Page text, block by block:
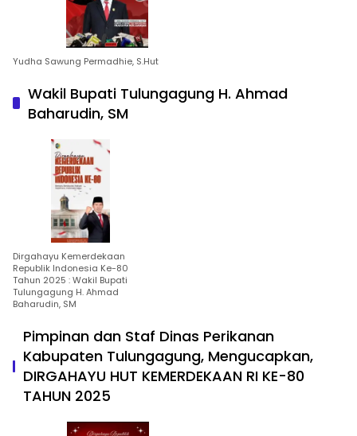
Yudha Sawung Permadhie, S.Hut
Wakil Bupati Tulungagung H. Ahmad
Baharudin, SM
Dirgahayu Kemerdekaan
Republik Indonesia Ke-80
Tahun 2025 : Wakil Bupati
Tulungagung H. Ahmad
Baharudin, SM
Pimpinan dan Staf Dinas Perikanan
Kabupaten Tulungagung, Mengucapkan,
DIRGAHAYU HUT KEMERDEKAAN RI KE-80
TAHUN 2025